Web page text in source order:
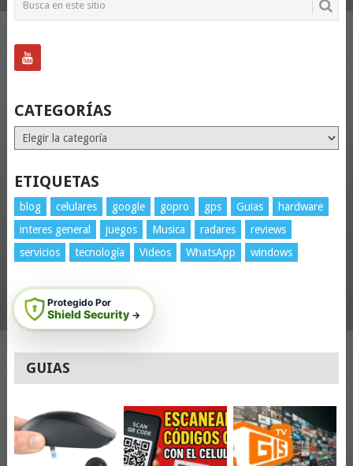
CATEGORÍAS
Categorías
ETIQUETAS
blog celulares google gopro gps Guias
hardware
interes general
juegos Musica radares
reviews
servicios
tecnología Videos WhatsApp windows
Protegido Por
Shield Security →
GUIAS